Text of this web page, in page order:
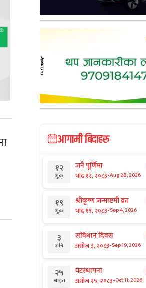
आगामी बिदाहरु
१२
शुक्र
जनै पूर्णिमा
भाद्र १२, २०८३-Aug 28, 2026
१९
शुक्र
श्रीकृष्ण जन्माष्टमी व्रत
भाद्र १९, २०८३-Sep 4, 2026
३
शनि
संविधान दिवस
असोज ३, २०८३-Sep 19, 2026
२५
आइत
घटस्थापना
असोज २५, २०८३-Oct 11, 2026